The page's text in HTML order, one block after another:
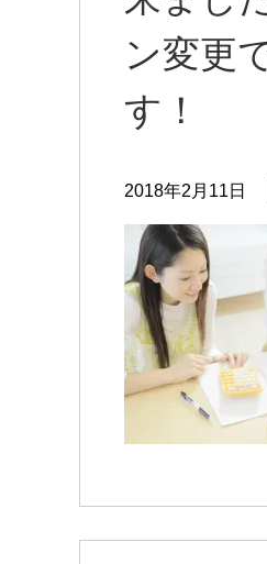
ン変更
す！
2018年2月11日